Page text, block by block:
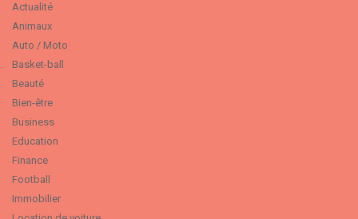
Actualité
Animaux
Auto / Moto
Basket-ball
Beauté
Bien-être
Business
Education
Finance
Football
Immobilier